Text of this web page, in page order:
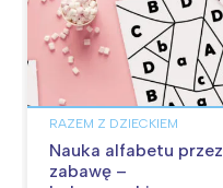
RAZEM Z DZIECKIEM
Nauka alfabetu przez
zabawę –